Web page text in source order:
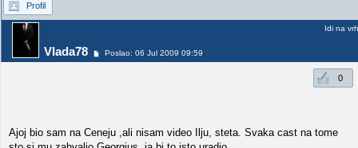
Profil
Vlada78 Poslao: 06 Jul 2009 09:59
Idi na vrh
0
Ajoj bio sam na Ceneju ,ali nisam video Ilju, steta. Svaka cast na tome